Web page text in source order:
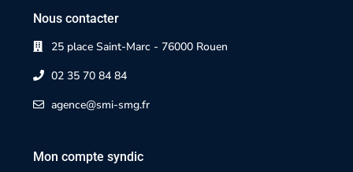
Nous contacter
25 place Saint-Marc - 76000 Rouen
02 35 70 84 84
agence@smi-smg.fr
Mon compte syndic